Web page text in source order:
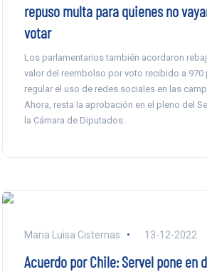
repuso multa para quienes no
votar
Los parlamentarios también acordaron
valor del reembolso por voto recibido a 970
regular el uso de redes sociales en las
Ahora, resta la aprobación en el pleno del
la Cámara de Diputados.
Maria Luisa Cisternas 13-12-2022
Acuerdo por Chile: Servel pone en